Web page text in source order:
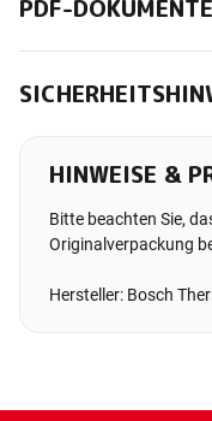
PDF-DOKUMENTE
HINWEISE &
Bitte beachten Sie,
Originalverpackung
Hersteller: Bosch